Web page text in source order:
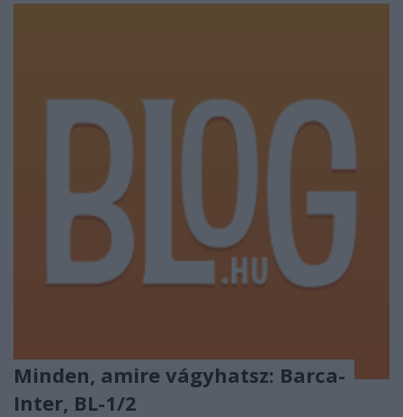
Minden, amire vágyhatsz: Barca-
Inter, BL-1/2